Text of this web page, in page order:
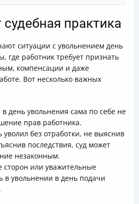
судебная практика
ситуации с увольнением день
где работник требует признать
компенсации и даже
Вот несколько важных
день увольнения сама по себе не
прав работника.
уволил без отработки, не выяснив
последствия, суд может
незаконным.
сторон или уважительные
в увольнении в день подачи